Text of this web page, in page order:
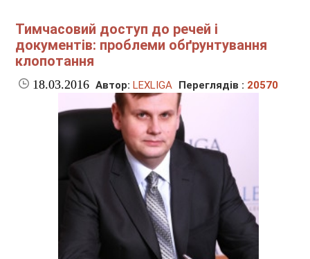
Тимчасовий доступ до речей і
документів: проблеми обґрунтування
клопотання
18.03.2016 Автор: LEXLIGA Переглядів : 20570